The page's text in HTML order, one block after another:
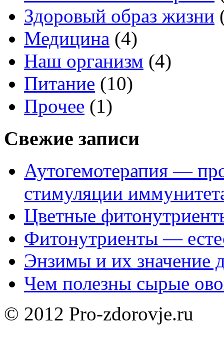
Здоровый образ жизни
Медицина (4)
Наш организм (4)
Питание (10)
Прочее (1)
Свежие записи
Аутогемотерапия —
стимуляции
Цветные
Фитонутриенты —
Энзимы и их значение
Чем полезны сырые
© 2012 Pro-zdorovje.ru